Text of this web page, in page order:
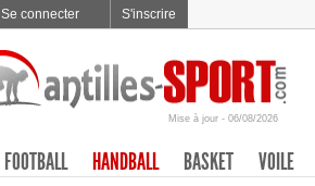
Se connecter S'inscrire
Mise à jour - 06/08/2026
FOOTBALL HANDBALL BASKET VOILE